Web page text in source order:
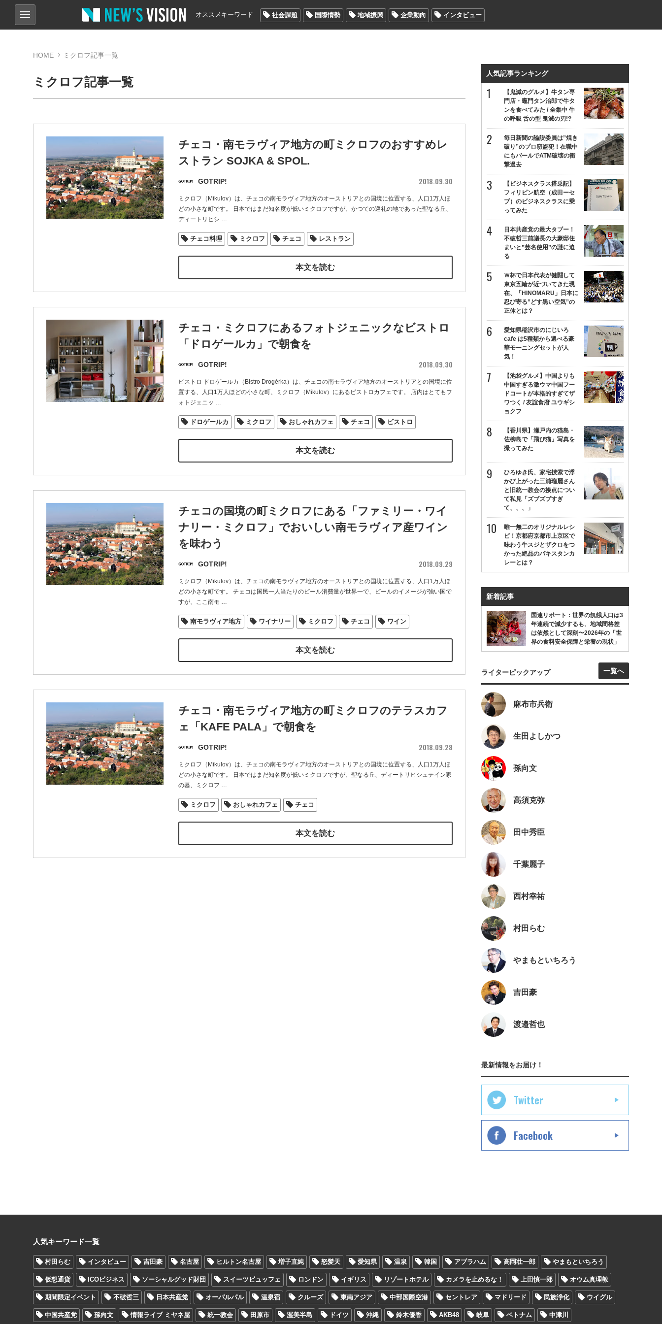
オススメキーワード 社会課題 国際情勢 地域振興 企業動向 インタビュー
HOME ミクロフ記事一覧
ミクロフ記事一覧
チェコ・南モラヴィア地方の町ミクロフのおすすめレ
ストラン SOJKA & SPOL.
GOTRIP! 2018.09.30
ミクロフ（Mikulov）は、チェコの南モラヴィア地方のオーストリアとの国境に位置する、人口1万人ほ
どの小さな町です。 日本ではまだ知名度が低いミクロフですが、かつての巡礼の地であった聖なる丘、
ディートリヒシ …
チェコ料理 ミクロフ チェコ レストラン
本文を読む
チェコ・ミクロフにあるフォトジェニックなビストロ
「ドロゲールカ」で朝食を
GOTRIP! 2018.09.30
ビストロ ドロゲールカ（Bistro Drogérka）は、チェコの南モラヴィア地方のオーストリアとの国境に位
置する、人口1万人ほどの小さな町、ミクロフ（Mikulov）にあるビストロカフェです。 店内はとてもフ
ォトジェニッ …
ドロゲールカ ミクロフ おしゃれカフェ チェコ ビストロ
本文を読む
チェコの国境の町ミクロフにある「ファミリー・ワイ
ナリー・ミクロフ」でおいしい南モラヴィア産ワイン
を味わう
GOTRIP! 2018.09.29
ミクロフ（Mikulov）は、チェコの南モラヴィア地方のオーストリアとの国境に位置する、人口1万人ほ
どの小さな町です。 チェコは国民一人当たりのビール消費量が世界一で、ビールのイメージが強い国で
すが、ここ南モ …
南モラヴィア地方 ワイナリー ミクロフ チェコ ワイン
本文を読む
チェコ・南モラヴィア地方の町ミクロフのテラスカフ
ェ「KAFE PALA」で朝食を
GOTRIP! 2018.09.28
ミクロフ（Mikulov）は、チェコの南モラヴィア地方のオーストリアとの国境に位置する、人口1万人ほ
どの小さな町です。 日本ではまだ知名度が低いミクロフですが、聖なる丘、ディートリヒシュテイン家
の墓、ミクロフ …
ミクロフ おしゃれカフェ チェコ
本文を読む
人気記事ランキング
【鬼滅のグルメ】牛タン専
門店・竈門タン治郎で牛タ
ンを食べてみた / 全集中 牛
の呼吸 舌の型 鬼滅の刃!?
毎日新聞の論説委員は”焼き
破り”のプロ窃盗犯！在職中
にもバールでATM破壊の衝
撃過去
【ビジネスクラス搭乗記】
フィリピン航空（成田ーセ
ブ）のビジネスクラスに乗
ってみた
日本共産党の最大タブー！
不破哲三前議長の大豪邸住
まいと”芸名使用”の謎に迫
る
Ｗ杯で日本代表が健闘して
東京五輪が近づいてきた現
在、「HINOMARU」日本に
忍び寄る”どす黒い空気”の
正体とは？
愛知県稲沢市のにじいろ
cafe は5種類から選べる豪
華モーニングセットが人
気！
【池袋グルメ】中国よりも
中国すぎる激ウマ中国フー
ドコートが本格的すぎてザ
ワつく / 友誼食府 ユウギシ
ョクフ
【香川県】瀬戸内の猫島・
佐柳島で「飛び猫」写真を
撮ってみた
ひろゆき氏、家宅捜索で浮
かび上がった三浦瑠麗さん
と旧統一教会の接点につい
て私見「ズブズブすぎ
て、、、」
唯一無二のオリジナルレシ
ピ！京都府京都市上京区で
味わう牛スジとザクロをつ
かった絶品のパキスタンカ
レーとは？
新着記事
国連リポート：世界の飢餓人口は3
年連続で減少するも、地域間格差
は依然として深刻〜2026年の「世
界の食料安全保障と栄養の現状」
ライターピックアップ 一覧へ
麻布市兵衛
生田よしかつ
孫向文
高須克弥
田中秀臣
千葉麗子
西村幸祐
村田らむ
やまもといちろう
吉田豪
渡邉哲也
最新情報をお届け！
Twitter
Facebook
人気キーワード一覧
村田らむ インタビュー 吉田豪 名古屋 ヒルトン名古屋 増子直純 怒髪天 愛知県 温泉 韓国 アブラハム 高岡壮一郎 やまもといちろう
仮想通貨 ICOビジネス ソーシャルグッド財団 スイーツビュッフェ ロンドン イギリス リゾートホテル カメラを止めるな！ 上田慎一郎 オウム真理教
期間限定イベント 不破哲三 日本共産党 オーパルパル 温泉宿 クルーズ 東南アジア 中部国際空港 セントレア マドリード 民族浄化 ウイグル
中国共産党 孫向文 情報ライブ ミヤネ屋 統一教会 田原市 渥美半島 ドイツ 沖縄 鈴木優香 AKB48 岐阜 ベトナム 中津川